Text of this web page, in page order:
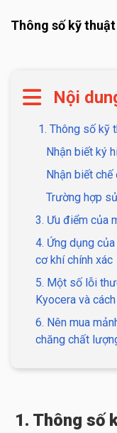
Thông số kỹ thuật
Nội
1. Thông số kỹ
Nhận biết ký
Nhận biết chế
Trường hợp
3. Ưu điểm của
4. Ứng dụng
cơ khí chính xác
5. Một số lỗi
Kyocera và
6. Nên mua
chăng chất
1. Thông số